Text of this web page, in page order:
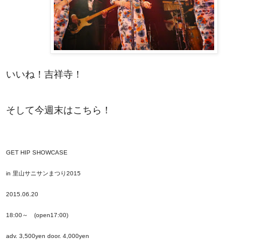
いいね！吉祥寺！
そして今週末はこちら！
GET HIP SHOWCASE
in 里山サニサンまつり2015
2015.06.20
18:00～ (open17:00)
adv. 3,500yen door. 4,000yen